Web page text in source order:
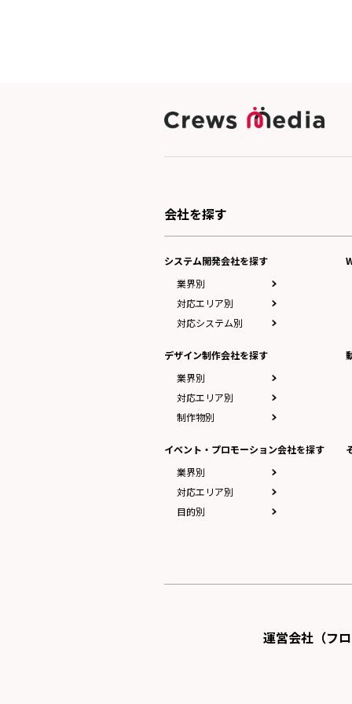
会社を探す
システム開発会社を探す
業界別
対応エリア別
対応システム別
デザイン制作会社を探す
業界別
対応エリア別
制作物別
イベント・プロモーション会社を探す
業界別
対応エリア別
目的別
運営会社（フ